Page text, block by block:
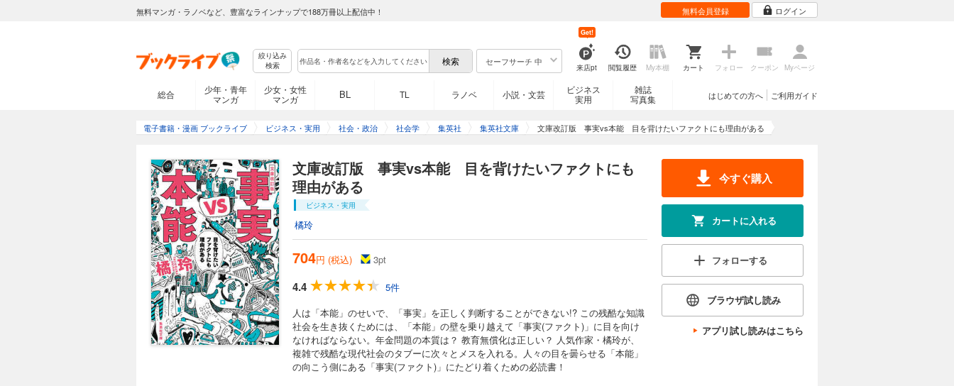
無料マンガ・ラノベなど、豊富なラインナップで188万冊以上配信中！ 無料会員登録 ログイン
絞り込み
検索
セーフサーチ 中
来店pt
Get!
閲覧履歴 My本棚 カート フォロー クーポン Myページ
総合
少年・青年
マンガ
少女・女性
マンガ
BL TL ラノベ 小説・文芸
ビジネス
実用
雑誌
写真集
ご利用ガイド
はじめての方へ
電子書籍・漫画 ブックライブ ビジネス・実用 社会・政治 社会学 集英社 集英社文庫 文庫改訂版 事実vs本能 目を背けたいファクトにも理由がある
文庫改訂版 事実vs本能 目を背けたいファクトにも
理由がある
ビジネス・実用
橘玲
704円 (税込) 3pt
4.4
5件
人は「本能」のせいで、「事実」を正しく判断することができない!? この残酷な知識
社会を生き抜くためには、「本能」の壁を乗り越えて「事実(ファクト)」に目を向け
なければならない。年金問題の本質は？ 教育無償化は正しい？ 人気作家・橘玲が、
複雑で残酷な現代社会のタブーに次々とメスを入れる。人々の目を曇らせる「本能」
の向こう側にある「事実(ファクト)」にたどり着くための必読書！
今すぐ購入
カートに入れる
フォローする
ブラウザ試し読み
アプリ試し読みはこちら